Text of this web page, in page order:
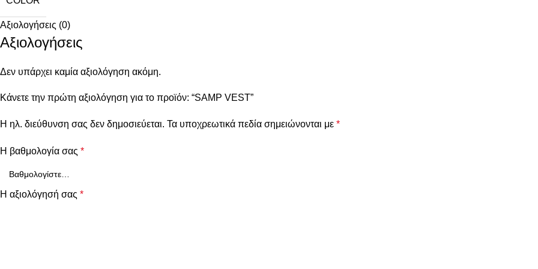
Αξιολογήσεις (0)
Αξιολογήσεις
Δεν υπάρχει καμία αξιολόγηση ακόμη.
Κάνετε την πρώτη αξιολόγηση για το προϊόν: “SAMP VEST”
Η ηλ. διεύθυνση σας δεν δημοσιεύεται. Τα υποχρεωτικά πεδία σημειώνονται με *
Η βαθμολογία σας *
Η αξιολόγησή σας *